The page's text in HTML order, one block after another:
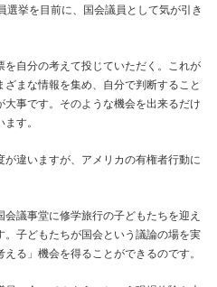
選挙を目前に、国会議員として気が引き
を自分の考えて投じていただく。これが
まな情報を集め、自分で判断すること
事です。そのような機会を出来るだけ
す。
が違いますが、アメリカの有権者行動に
会議事堂に修学旅行の子どもたちを迎え
子どもたちが国会という議論の場を実
る」機会を得ることができるのです。